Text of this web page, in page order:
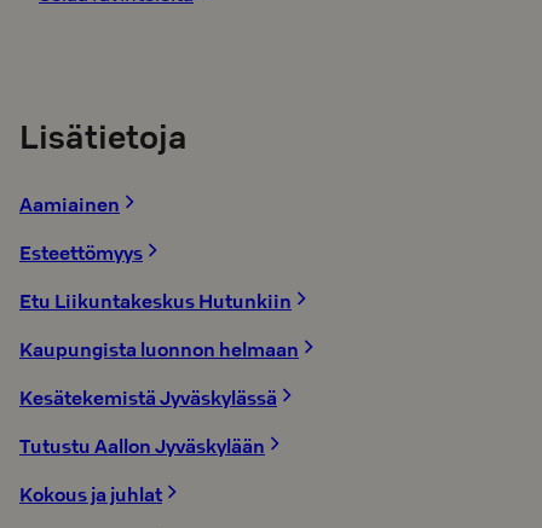
Lisätietoja
Aamiainen
Esteettömyys
Etu Liikuntakeskus Hutunkiin
Kaupungista luonnon helmaan
Kesätekemistä Jyväskylässä
Tutustu Aallon Jyväskylään
Kokous ja juhlat